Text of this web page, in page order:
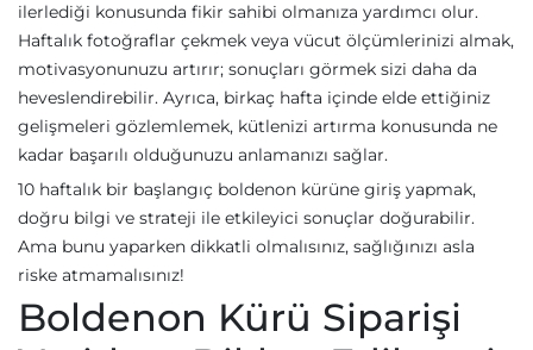
ilerlediği konusunda fikir sahibi olmanıza yardımcı olur.
Haftalık fotoğraflar çekmek veya vücut ölçümlerinizi almak,
motivasyonunuzu artırır; sonuçları görmek sizi daha da
heveslendirebilir. Ayrıca, birkaç hafta içinde elde ettiğiniz
gelişmeleri gözlemlemek, kütlenizi artırma konusunda ne
kadar başarılı olduğunuzu anlamanızı sağlar.
10 haftalık bir başlangıç boldenon kürüne giriş yapmak,
doğru bilgi ve strateji ile etkileyici sonuçlar doğurabilir.
Ama bunu yaparken dikkatli olmalısınız, sağlığınızı asla
riske atmamalısınız!
Boldenon Kürü Siparişi